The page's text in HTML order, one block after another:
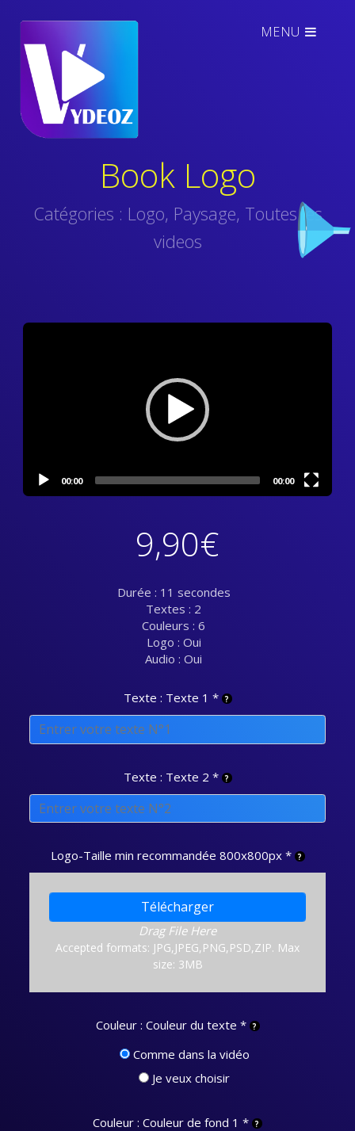
MENU
Book Logo
Catégories : Logo, Paysage, Toutes les
videos
00:00 00:00
9,90€
Durée : 11 secondes
Textes : 2
Couleurs : 6
Logo : Oui
Audio : Oui
Texte : Texte 1 *
Texte : Texte 2 *
Logo-Taille min recommandée 800x800px*
Télécharger
Drag File Here
Accepted formats: JPG,JPEG,PNG,PSD,ZIP. Max
size: 3MB
Couleur : Couleur du texte *
Comme dans la vidéo
Je veux choisir
Couleur : Couleur de fond 1 *